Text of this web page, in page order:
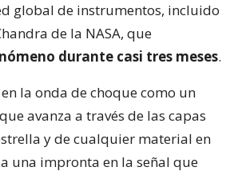
global de instrumentos, incluido
de la NASA, que
durante casi tres meses.
la onda de choque como un
avanza a través de las capas
y de cualquier material en
una impronta en la señal que